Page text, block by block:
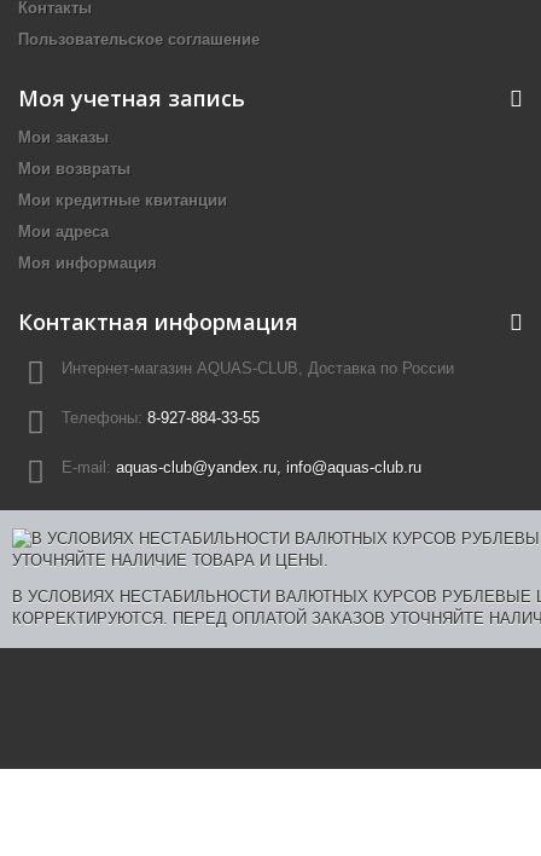
Контакты
Пользовательское соглашение
Моя учетная запись
Мои заказы
Мои возвраты
Мои кредитные квитанции
Мои адреса
Моя информация
Контактная информация
Интернет-магазин AQUAS-CLUB, Доставка по России
Телефоны: 8-927-884-33-55
E-mail: aquas-club@yandex.ru, info@aquas-club.ru
В УСЛОВИЯХ НЕСТАБИЛЬНОСТИ ВАЛЮТНЫХ КУРСОВ
КОРРЕКТИРУЮТСЯ. ПЕРЕД ОПЛАТОЙ ЗАКАЗОВ УТОЧНЯЙТЕ